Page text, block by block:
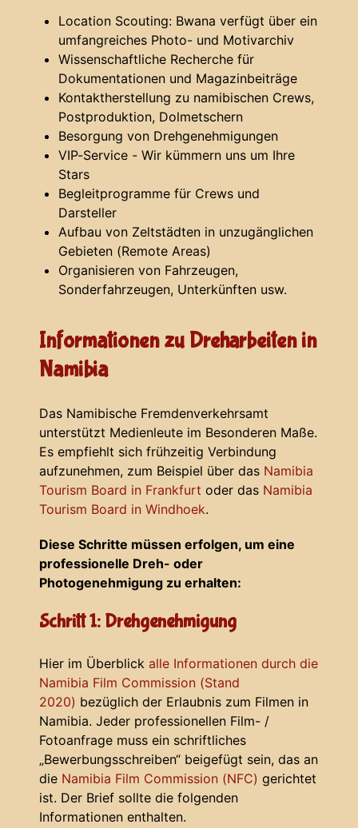
Location Scouting: Bwana verfügt über ein
umfangreiches Photo- und Motivarchiv
Wissenschaftliche Recherche für
Dokumentationen und Magazinbeiträge
Kontaktherstellung zu namibischen Crews,
Postproduktion, Dolmetschern
Besorgung von Drehgenehmigungen
VIP-Service - Wir kümmern uns um Ihre
Stars
Begleitprogramme für Crews und
Darsteller
Aufbau von Zeltstädten in unzugänglichen
Gebieten (Remote Areas)
Organisieren von Fahrzeugen,
Sonderfahrzeugen, Unterkünften usw.
Informationen zu Dreharbeiten in
Namibia
Das Namibische Fremdenverkehrsamt
unterstützt Medienleute im Besonderen Maße.
Es empfiehlt sich frühzeitig Verbindung
aufzunehmen, zum Beispiel über das Namibia
Tourism Board in Frankfurt oder das Namibia
Tourism Board in Windhoek.
Diese Schritte müssen erfolgen, um eine
professionelle Dreh- oder
Photogenehmigung zu erhalten:
Schritt 1: Drehgenehmigung
Hier im Überblick alle Informationen durch die
Namibia Film Commission (Stand
2020) bezüglich der Erlaubnis zum Filmen in
Namibia. Jeder professionellen Film- /
Fotoanfrage muss ein schriftliches
„Bewerbungsschreiben“ beigefügt sein, das an
die Namibia Film Commission (NFC) gerichtet
ist. Der Brief sollte die folgenden
Informationen enthalten.